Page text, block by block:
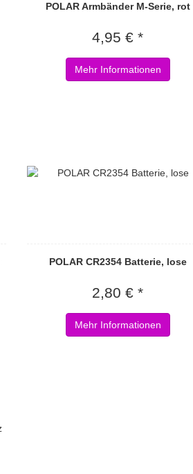
POLAR Armbänder M-Serie, rot
4,95 € *
Mehr Informationen
POLAR CR2354 Batterie, lose
2,80 € *
Mehr Informationen